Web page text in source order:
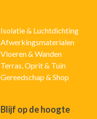
Isolatie & Luchtdichting
Afwerkingsmaterialen
Vloeren & Wanden
Terras, Oprit & Tuin
Gereedschap & Shop
Blijf op de hoogte